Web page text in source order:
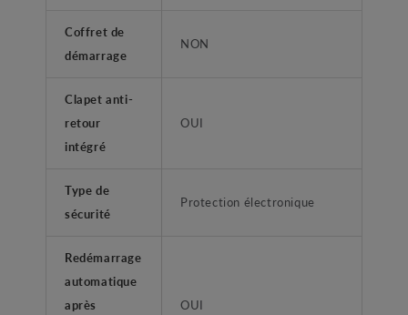
Coffret de
démarrage
NON
Clapet anti-
retour
intégré
OUI
Type de
sécurité
Protection électronique
Redémarrage
automatique
après
OUI